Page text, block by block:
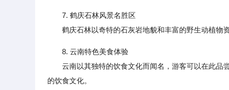
7. 鹤庆石林风景名胜区
鹤庆石林以奇特的石灰岩地貌和丰富的野生动植物资
8. 云南特色美食体验
云南以其独特的饮食文化而闻名，游客可以在此品
的饮食文化。